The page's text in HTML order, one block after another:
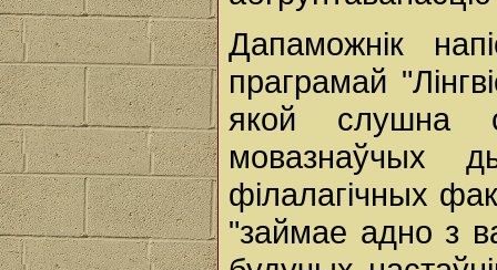
Дапаможнік
праграмай
якой слушна
мовазнаўчых
філалагічных
"займае адно з